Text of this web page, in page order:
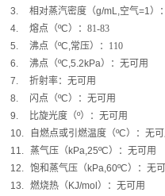
3.
相对蒸汽密度（g/mL, 空气=1 ）
4.
熔点（ºC）：81-83
5.
沸点（ºC, 常压）：110
6.
沸点（ºC,5.2kPa）：无可用
7.
折射率：无可用
8.
闪点（ºC）：无可用
9.
比旋光度（º）：无可用
10.
自燃点或引燃温度（ºC）：无可
11.
蒸气压（kPa,25ºC）：无可用
12.
饱和蒸气压（kPa,60ºC）：无
13.
燃烧热（KJ/mol）：无可用